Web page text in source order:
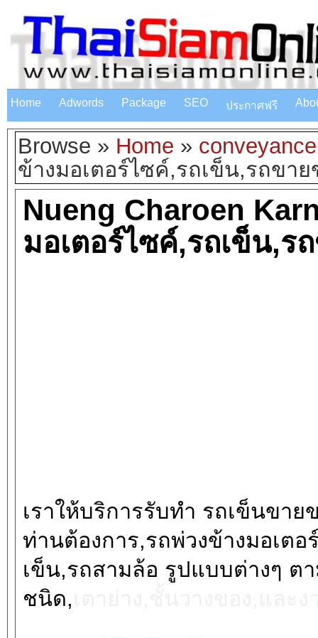
Home Adwords Package SEO ประกาศฟรี
Browse » Home »
ข้างมอเตอร์ไซค์,รถเข็น,รถขาย
Nueng Charoen
มอเตอร์ไซค์,รถเข็น,ร
เราให้บริการรับทำ รถเข็นขา
ท่านต้องการ,รถพ่วงข้างมอเต
เข็น,รถสามล้อ รูปแบบต่างๆ
ชนิด,